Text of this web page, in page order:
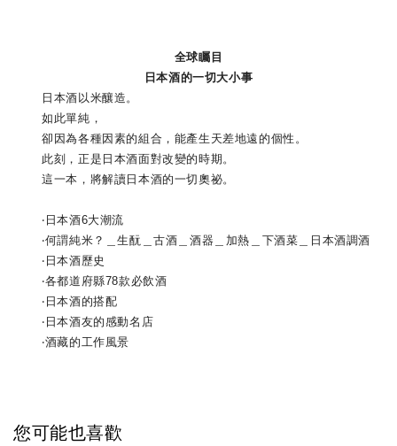
全球矚目
日本酒的一切大小事
日本酒以米釀造。
如此單純，
卻因為各種因素的組合，能產生天差地遠的個性。
此刻，正是日本酒面對改變的時期。
這一本，將解讀日本酒的一切奧祕。
‧日本酒6大潮流
‧何謂純米？＿生酛＿古酒＿酒器＿加熱＿下酒菜＿日本酒調酒
‧日本酒歷史
‧各都道府縣78款必飲酒
‧日本酒的搭配
‧日本酒友的感動名店
‧酒藏的工作風景
您可能也喜歡